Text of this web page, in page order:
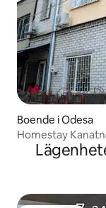
Boende i Odesa
Homestay